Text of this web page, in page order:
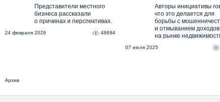
Представители местного
бизнеса рассказали
о причинах и перспективах.
24 февраля 2026 48694
Авторы инициативы
что это делается для
борьбы с
и отмыванием доходов
на рынке
07 июля 2025
Архив